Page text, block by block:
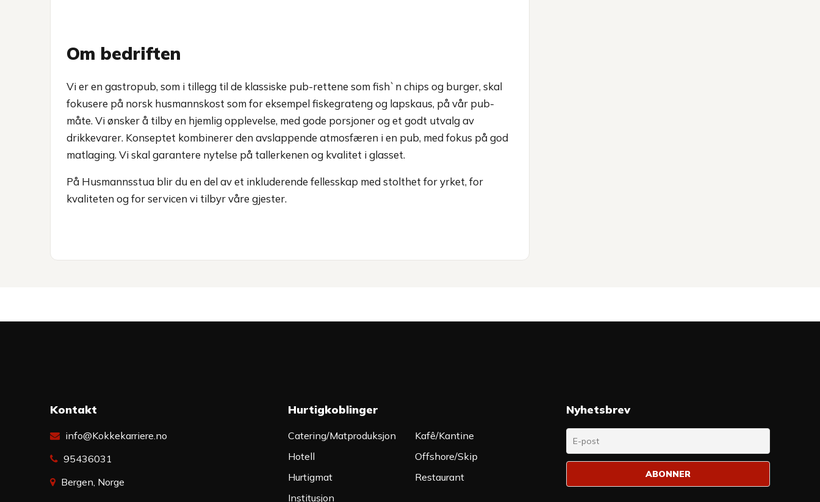
Om bedriften
Vi er en gastropub, som i tillegg til de klassiske pub-rettene som fish`n chips og burger, skal
fokusere på norsk husmannskost som for eksempel fiskegrateng og lapskaus, på vår pub-
måte. Vi ønsker å tilby en hjemlig opplevelse, med gode porsjoner og et godt utvalg av
drikkevarer. Konseptet kombinerer den avslappende atmosfæren i en pub, med fokus på god
matlaging. Vi skal garantere nytelse på tallerkenen og kvalitet i glasset.
På Husmannsstua blir du en del av et inkluderende fellesskap med stolthet for yrket, for
kvaliteten og for servicen vi tilbyr våre gjester.
Kontakt
info@Kokkekarriere.no
95436031
Bergen, Norge
Hurtigkoblinger
Catering/Matproduksjon
Hotell
Hurtigmat
Institusjon
Kafê/Kantine
Offshore/Skip
Restaurant
Nyhetsbrev